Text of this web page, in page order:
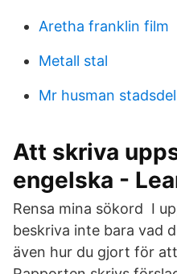
Aretha franklin film
Metall stal
Mr husman
Att skriva
engelska -
Rensa mina sökord I
beskriva inte bara vad
även hur du gjort för